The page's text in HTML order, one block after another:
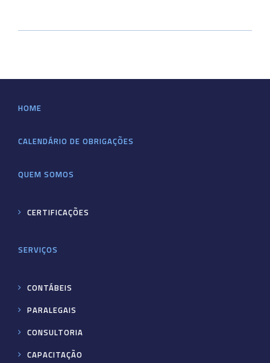
HOME
CALENDÁRIO DE OBRIGAÇÕES
QUEM SOMOS
CERTIFICAÇÕES
SERVIÇOS
CONTÁBEIS
PARALEGAIS
CONSULTORIA
CAPACITAÇÃO